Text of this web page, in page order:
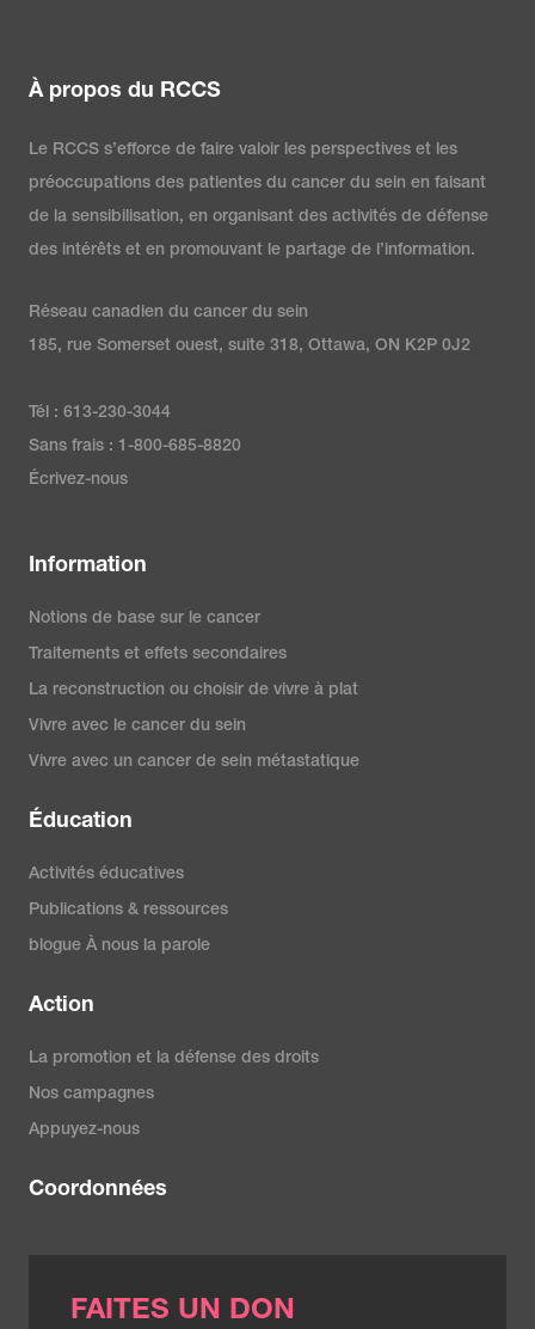
À propos du RCCS
Le RCCS s’efforce de faire valoir les perspectives et les
préoccupations des patientes du cancer du sein en faisant
de la sensibilisation, en organisant des activités de défense
des intérêts et en promouvant le partage de l’information.
Réseau canadien du cancer du sein
185, rue Somerset ouest, suite 318, Ottawa, ON K2P 0J2
Tél : 613-230-3044
Sans frais : 1-800-685-8820
Écrivez-nous
Information
Notions de base sur le cancer
Traitements et effets secondaires
La reconstruction ou choisir de vivre à plat
Vivre avec le cancer du sein
Vivre avec un cancer de sein métastatique
Éducation
Activités éducatives
Publications & ressources
blogue À nous la parole
Action
La promotion et la défense des droits
Nos campagnes
Appuyez-nous
Coordonnées
FAITES UN DON